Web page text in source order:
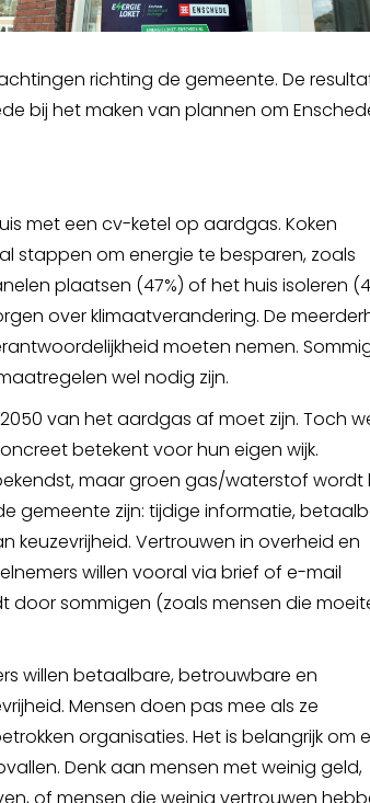
richting de gemeente. De
bij het maken van plannen om
met een cv-ketel op aardgas. Koken
stappen om energie te besparen, zoals
plaatsen (47%) of het huis isoleren
over klimaatverandering. De
moeten nemen.
wel nodig zijn.
van het aardgas af moet zijn. Toch
betekent voor hun eigen wijk.
maar groen gas/waterstof wordt
gemeente zijn: tijdige informatie,
keuzevrijheid. Vertrouwen in overheid en
willen vooral via brief of e-mail
door sommigen (zoals mensen die
willen betaalbare, betrouwbare en
Mensen doen pas mee als ze
organisaties. Het is belangrijk om
Denk aan mensen met weinig geld,
of mensen die weinig vertrouwen